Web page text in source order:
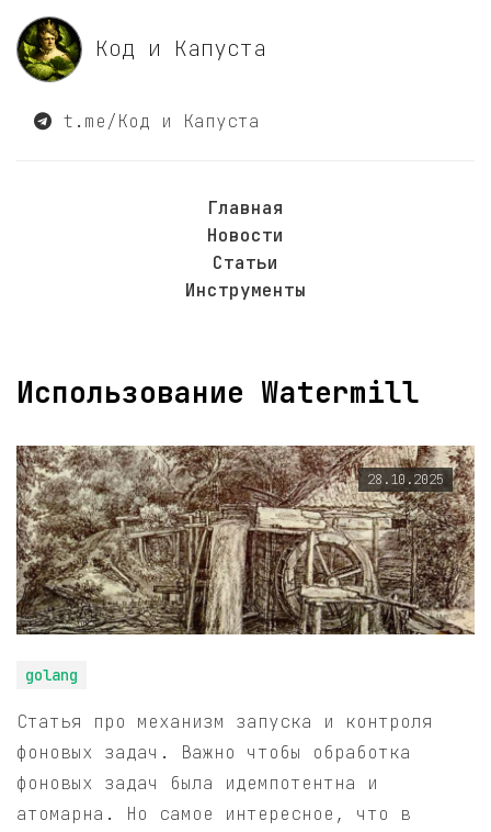
Код и Капуста
t.me/Код и Капуста
Главная
Новости
Статьи
Инструменты
Использование Watermill
28.10.2025
golang
Статья про механизм запуска и контроля
фоновых задач. Важно чтобы обработка
фоновых задач была идемпотентна и
атомарна. Но самое интересное, что в